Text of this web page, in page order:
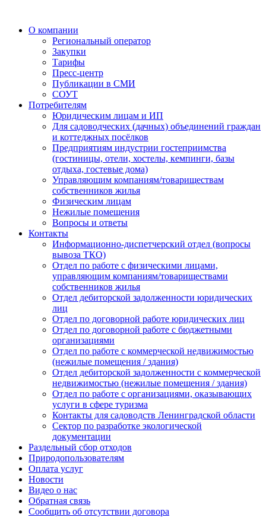
О компании
Региональный оператор
Закупки
Тарифы
Пресс-центр
Публикации в СМИ
СОУТ
Потребителям
Юридическим лицам и ИП
Для садоводческих (дачных) объединений граждан
и коттеджных посёлков
Предприятиям индустрии гостеприимства
(гостиницы, отели, хостелы, кемпинги, базы
отдыха, гостевые дома)
Управляющим компаниям/товариществам
собственников жилья
Физическим лицам
Нежилые помещения
Вопросы и ответы
Контакты
Информационно-диспетчерский отдел (вопросы
вывоза ТКО)
Отдел по работе с физическими лицами,
управляющим компаниям/товариществами
собственников жилья
Отдел дебиторской задолженности юридических
лиц
Отдел по договорной работе юридических лиц
Отдел по договорной работе с бюджетными
организациями
Отдел по работе с коммерческой недвижимостью
(нежилые помещения / здания)
Отдел дебиторской задолженности с коммерческой
недвижимостью (нежилые помещения / здания)
Отдел по работе с организациями, оказывающих
услуги в сфере туризма
Контакты для садоводств Ленинградской области
Сектор по разработке экологической
документации
Раздельный сбор отходов
Природопользователям
Оплата услуг
Новости
Видео о нас
Обратная связь
Сообщить об отсутствии договора